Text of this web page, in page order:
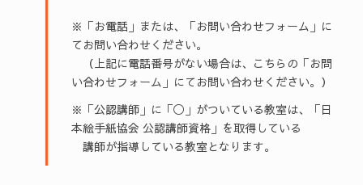
※「お電話」または、「お問い合わせフォーム」に
てお問い合わせください。
（上記に電話番号がない場合は、こちらの「お問
い合わせフォーム」にてお問い合わせください。）
※「公認講師」に「◯」がついている教室は、「日
本絵手紙協会 公認講師資格」を取得している
講師が指導している教室となります。